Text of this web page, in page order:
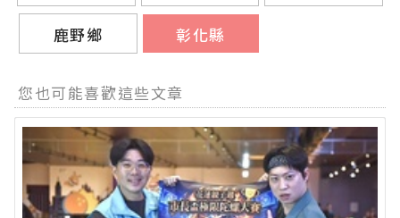
鹿野鄉 彰化縣
您也可能喜歡這些文章